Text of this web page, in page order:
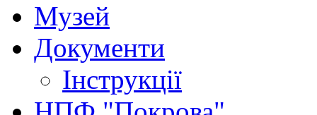
Музей
Документи
Інструкції